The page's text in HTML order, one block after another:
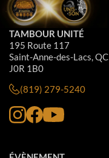
TAMBOUR UNITÉ
195 Route 117
Saint-Anne-des-Lacs, QC
J0R 1B0
(819) 279-5240